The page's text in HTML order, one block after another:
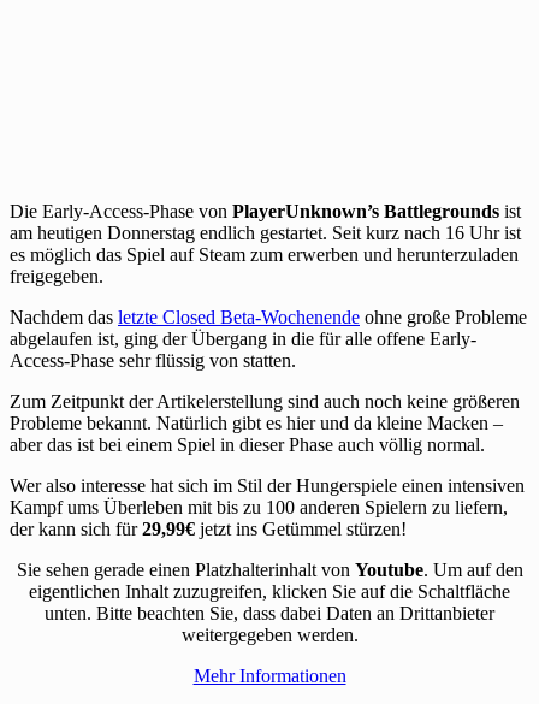
Die Early-Access-Phase von PlayerUnknown’s Battlegrounds ist
am heutigen Donnerstag endlich gestartet. Seit kurz nach 16 Uhr ist
es möglich das Spiel auf Steam zum erwerben und herunterzuladen
freigegeben.
Nachdem das letzte Closed Beta-Wochenende ohne große Probleme
abgelaufen ist, ging der Übergang in die für alle offene Early-
Access-Phase sehr flüssig von statten.
Zum Zeitpunkt der Artikelerstellung sind auch noch keine größeren
Probleme bekannt. Natürlich gibt es hier und da kleine Macken –
aber das ist bei einem Spiel in dieser Phase auch völlig normal.
Wer also interesse hat sich im Stil der Hungerspiele einen intensiven
Kampf ums Überleben mit bis zu 100 anderen Spielern zu liefern,
der kann sich für29,99€ jetzt ins Getümmel stürzen!
Sie sehen gerade einen Platzhalterinhalt von Youtube. Um auf den
eigentlichen Inhalt zuzugreifen, klicken Sie auf die Schaltfläche
unten. Bitte beachten Sie, dass dabei Daten an Drittanbieter
weitergegeben werden.
Mehr Informationen